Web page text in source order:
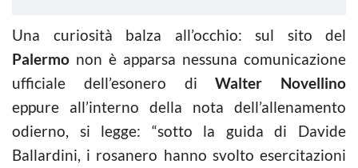
Una curiosità balza all’occhio: sul sito del
Palermo non è apparsa nessuna comunicazione
ufficiale dell’esonero diWalter Novellino
eppure all’interno della nota dell’allenamento
odierno, si legge: “sotto la guida di Davide
Ballardini, i rosanero hanno svolto esercitazioni